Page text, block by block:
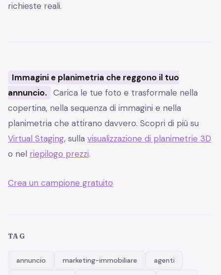
richieste reali.
Immagini e planimetria che reggono il tuo
annuncio. Carica le tue foto e trasformale nella
copertina, nella sequenza di immagini e nella
planimetria che attirano davvero. Scopri di più su
Virtual Staging, sulla visualizzazione di planimetrie 3D
o nel riepilogo prezzi.
Crea un campione gratuito
TAG
annuncio marketing-immobiliare agenti